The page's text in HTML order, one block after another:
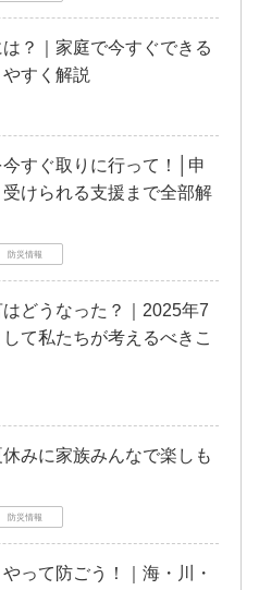
？｜家庭で今すぐできる
すく解説
すぐ取りに行って！│申
けられる支援まで全部解
防災情報
どうなった？｜2025年7
て私たちが考えるべきこ
みに家族みんなで楽しも
防災情報
って防ごう！｜海・川・